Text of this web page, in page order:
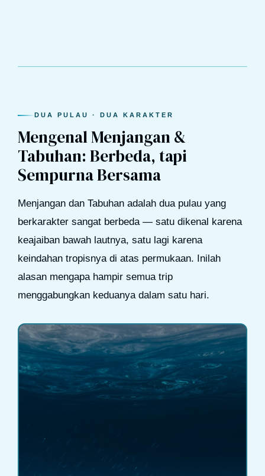
DUA PULAU · DUA KARAKTER
Mengenal Menjangan &
Tabuhan: Berbeda, tapi
Sempurna Bersama
Menjangan dan Tabuhan adalah dua pulau yang
berkarakter sangat berbeda — satu dikenal karena
keajaiban bawah lautnya, satu lagi karena
keindahan tropisnya di atas permukaan. Inilah
alasan mengapa hampir semua trip
menggabungkan keduanya dalam satu hari.